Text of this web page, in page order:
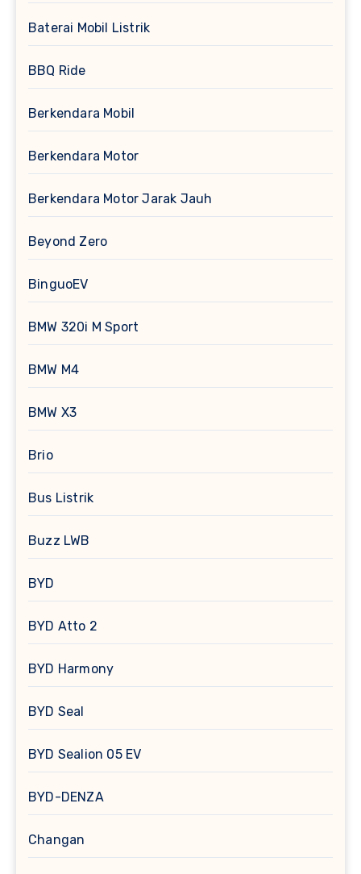
Baterai Mobil Listrik
BBQ Ride
Berkendara Mobil
Berkendara Motor
Berkendara Motor Jarak Jauh
Beyond Zero
BinguoEV
BMW 320i M Sport
BMW M4
BMW X3
Brio
Bus Listrik
Buzz LWB
BYD
BYD Atto 2
BYD Harmony
BYD Seal
BYD Sealion 05 EV
BYD-DENZA
Changan